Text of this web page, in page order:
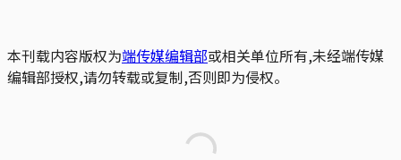
本刊载内容版权为端传媒编辑部或相关单位所有,未经端传媒
编辑部授权,请勿转载或复制,否则即为侵权。